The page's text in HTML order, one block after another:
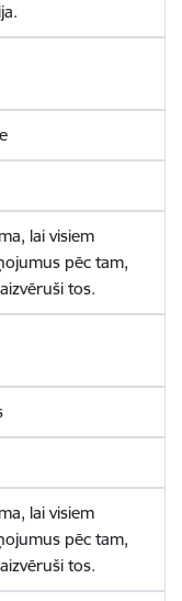
lai visiem
pēc tam,
tos.
lai visiem
pēc tam,
tos.